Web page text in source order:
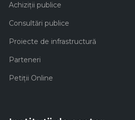
Achiziţii publice
Consultări publice
Proiecte de infrastructură
Parteneri
Petiții Online